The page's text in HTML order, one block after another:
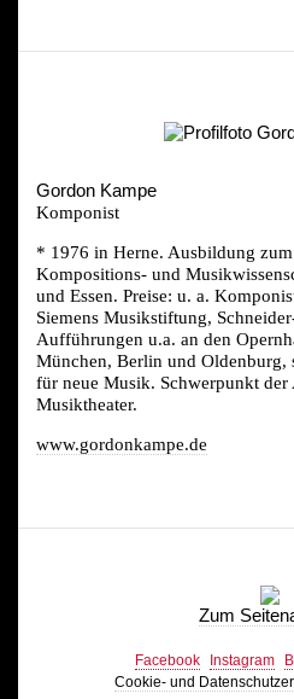
Gordon Kampe
Komponist
* 1976 in Herne. Ausbildung
Kompositions- und
und Essen. Preise: u. a.
Siemens Musikstiftung,
Aufführungen u.a. an den
München, Berlin und Oldenburg,
für neue Musik. Schwerpunkt
Musiktheater.
www.gordonkampe.de
Zum
Facebook Instagram
Cookie- und